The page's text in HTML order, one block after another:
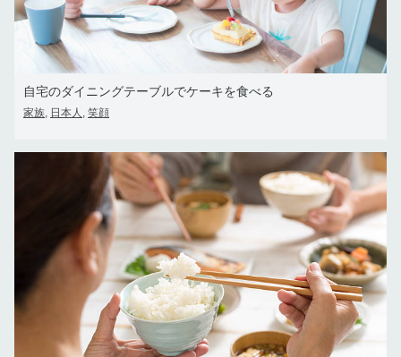
自宅のダイニングテーブルでケーキを食べる
家族, 日本人 , 笑顔